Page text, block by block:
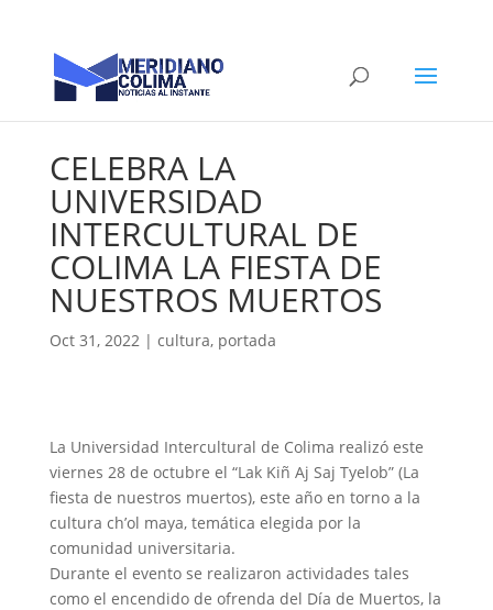
CELEBRA LA
UNIVERSIDAD
INTERCULTURAL DE
COLIMA LA FIESTA DE
NUESTROS MUERTOS
Oct 31, 2022| cultura, portada
La Universidad Intercultural de Colima realizó este
viernes 28 de octubre el “Lak Kiñ Aj Saj Tyelob” (La
fiesta de nuestros muertos), este año en torno a la
cultura ch’ol maya, temática elegida por la
comunidad universitaria.
Durante el evento se realizaron actividades tales
como el encendido de ofrenda del Día de Muertos, la